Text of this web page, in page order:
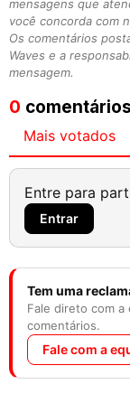
mensagens que
você concorda com
Os comentários
Waves e a
mensagem.
0 comentários
Mais votados
Entre para
Entrar
Tem uma
Fale direto com
comentários.
Fale com a